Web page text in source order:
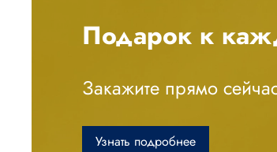
Подарок к
Закажите прямо
Узнать подробнее